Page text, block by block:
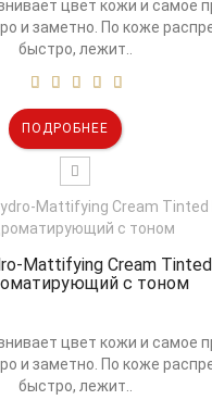
цвет кожи и самое
и заметно. По коже
быстро, лежит..
ПОДРОБНЕЕ
Mattifying Cream
с тоном
цвет кожи и самое
и заметно. По коже
быстро, лежит..